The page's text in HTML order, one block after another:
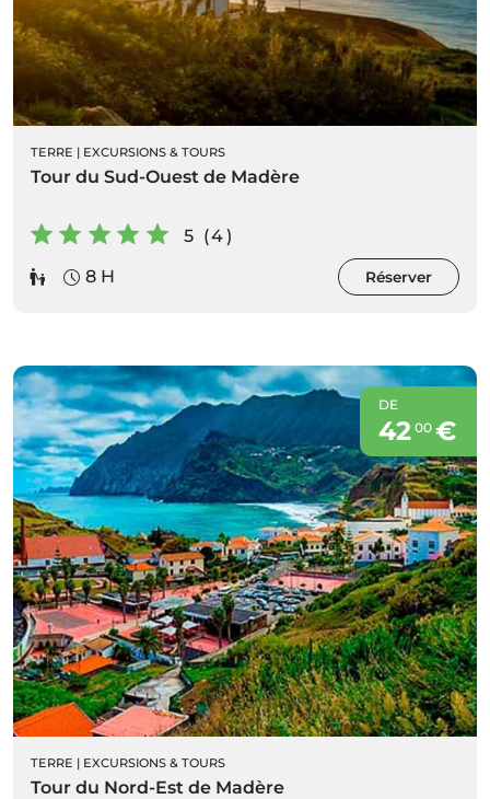
TERRE | EXCURSIONS & TOURS
Tour du Sud-Ouest de Madère
5 (4)
8 H
Réserver
DE
42 00€
TERRE | EXCURSIONS & TOURS
Tour du Nord-Est de Madère